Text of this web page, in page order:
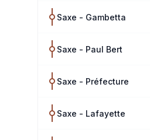
Saxe - Gambetta
Saxe - Paul Bert
Saxe - Préfecture
Saxe - Lafayette